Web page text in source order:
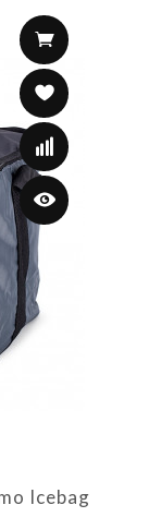
Icebag